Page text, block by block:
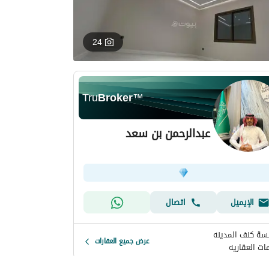
24
TruBroker™
عبدالرحمن بن سعد
الإيميل
اتصال
كنف المدينه
العقاريه عرض جميع العقارات